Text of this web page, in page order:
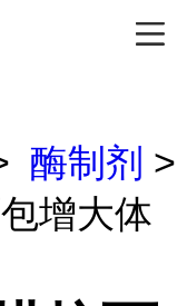
酶制剂 >
增大体